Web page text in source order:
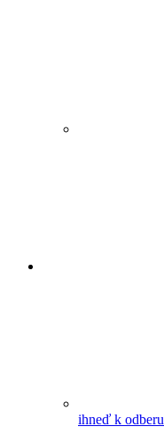
ihneď k odberu